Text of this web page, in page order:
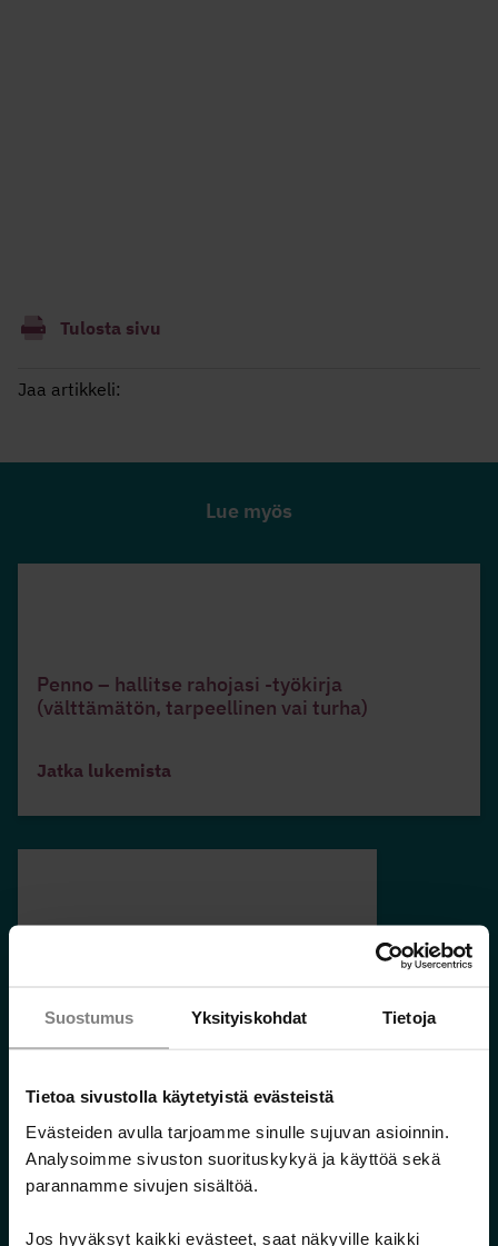
Suostumus Yksityiskohdat Tietoja
Tietoa sivustolla käytetyistä evästeistä
Evästeiden avulla tarjoamme sinulle sujuvan asioinnin.
Analysoimme sivuston suorituskykyä ja käyttöä sekä
parannamme sivujen sisältöä.
Jos hyväksyt kaikki evästeet, saat näkyville kaikki
Tulosta sivu
Jaa artikkeli:
Lue myös
Penno – hallitse rahojasi -työkirja
(välttämätön, tarpeellinen vai turha)
Jatka lukemista
Täytettävä velkalista, PDF-tiedosto